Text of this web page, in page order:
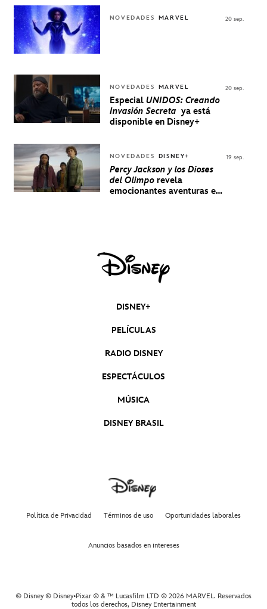
NOVEDADES MARVEL 20 sep.
NOVEDADES MARVEL
Especial UNIDOS: Creando
Invasión Secreta ya está
disponible en Disney+
20 sep.
NOVEDADES DISNEY+
Percy Jackson y los Dioses
del Olimporevela
emocionantes aventuras en
19 sep.
DISNEY+
PELÍCULAS
RADIO DISNEY
ESPECTÁCULOS
MÚSICA
DISNEY BRASIL
Política de Privacidad Términos de uso Oportunidades laborales
Anuncios basados en intereses
© Disney © Disney•Pixar © & ™ Lucasfilm LTD © 2026 MARVEL. Reservados
todos los derechos, Disney Entertainment